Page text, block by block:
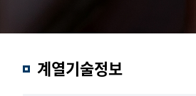
계열기술정보